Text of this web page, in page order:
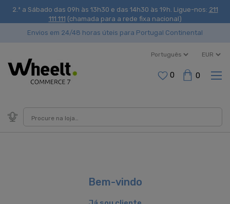
2.ª a Sábado das 09h às 13h30 e das 14h30 às 19h. Ligue-nos: 211
111 111 (chamada para a rede fixa nacional)
Envios em 24/48 horas úteis para Portugal Continental
0 0
Bem-vindo